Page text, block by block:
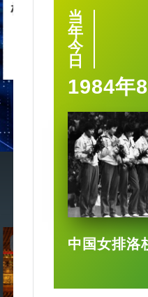
机械人天才
当
年
今
日
1984年
中国女排洛